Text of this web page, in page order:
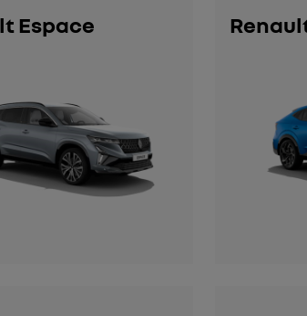
Espace